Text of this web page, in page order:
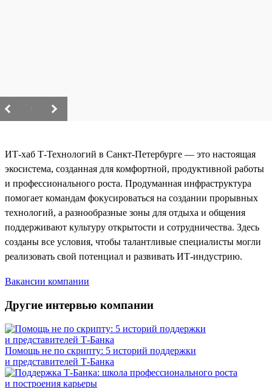
ИТ-хаб Т-Технологий в Санкт-Петербурге — это настоящая
экосистема, созданная для комфортной, продуктивной работы
и профессионального роста. Продуманная инфраструктура
помогает командам фокусироваться на создании прорывных
технологий, а разнообразные зоны для отдыха и общения
поддерживают культуру открытости и сотрудничества. Здесь
созданы все условия, чтобы талантливые специалисты могли
реализовать свой потенциал и развивать ИТ-индустрию.
Вакансии компании
Другие интервью компании
Помощь не по скрипту: 5 историй поддержки
и представителей Т-Банка